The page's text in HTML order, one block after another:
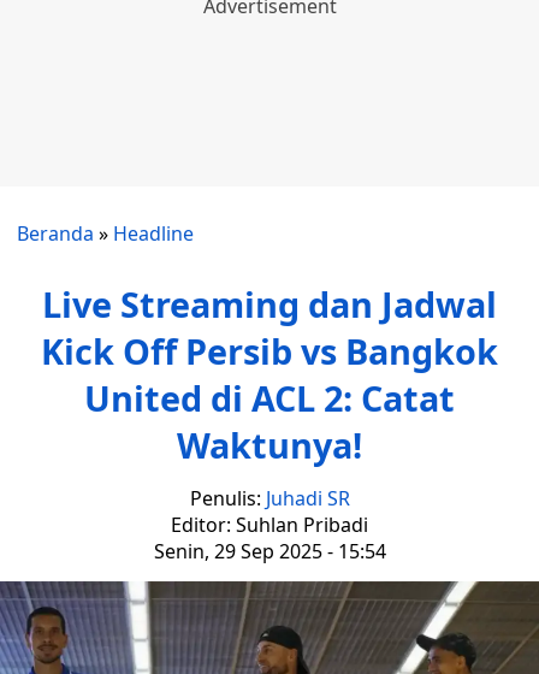
Beranda » Headline
Live Streaming dan Jadwal
Kick Off Persib vs Bangkok
United di ACL 2: Catat
Waktunya!
Penulis: Juhadi SR
Editor: Suhlan Pribadi
Senin, 29 Sep 2025 - 15:54